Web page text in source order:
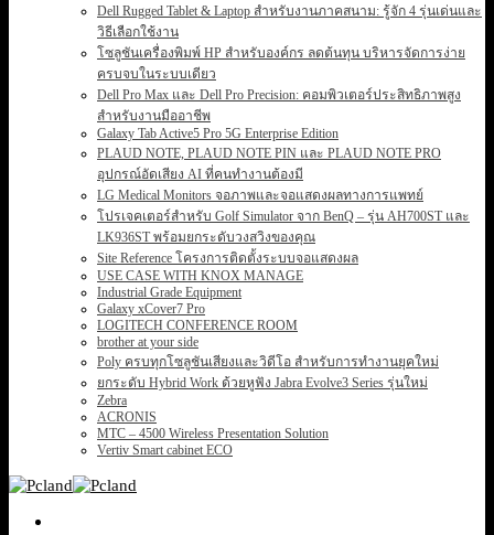
Dell Rugged Tablet & Laptop สำหรับงานภาคสนาม: รู้จัก 4 รุ่นเด่นและ
วิธีเลือกใช้งาน
โซลูชันเครื่องพิมพ์ HP สำหรับองค์กร ลดต้นทุน บริหารจัดการง่าย
ครบจบในระบบเดียว
Dell Pro Max และ Dell Pro Precision: คอมพิวเตอร์ประสิทธิภาพสูง
สำหรับงานมืออาชีพ
Galaxy Tab Active5 Pro 5G Enterprise Edition
PLAUD NOTE, PLAUD NOTE PIN และ PLAUD NOTE PRO
อุปกรณ์อัดเสียง AI ที่คนทำงานต้องมี
LG Medical Monitors จอภาพและจอแสดงผลทางการแพทย์
โปรเจคเตอร์สำหรับ Golf Simulator จาก BenQ – รุ่น AH700ST และ
LK936ST พร้อมยกระดับวงสวิงของคุณ
Site Reference โครงการติดตั้งระบบจอแสดงผล
USE CASE WITH KNOX MANAGE
Industrial Grade Equipment
Galaxy xCover7 Pro
LOGITECH CONFERENCE ROOM
brother at your side
Poly ครบทุกโซลูชันเสียงและวิดีโอ สำหรับการทำงานยุคใหม่
ยกระดับ Hybrid Work ด้วยหูฟัง Jabra Evolve3 Series รุ่นใหม่
Zebra
ACRONIS
MTC – 4500 Wireless Presentation Solution
Vertiv Smart cabinet ECO